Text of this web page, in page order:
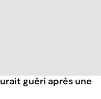
guéri après une